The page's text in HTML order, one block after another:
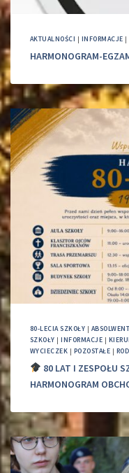
AKTUALNOŚCI | INFORMACJE |
HARMONOGRAM-
80-LECIA SZKOŁY | ABSOLWENT
SZKOŁY |INFORMACJE |
WYCIECZEK | POZOSTAŁE |
80 LAT I ZESPOŁU
HARMONOGRAM